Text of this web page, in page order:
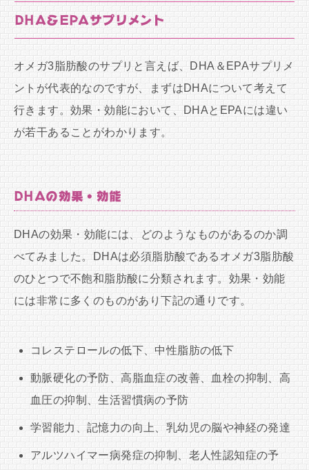
DHA＆EPAサプリメント
オメガ3脂肪酸のサプリと言えば、DHA＆EPAサプリメ
ントが代表的なのですが、まずはDHAについて考えて
行きます。効果・効能において、DHAとEPAには違い
が若干あることがわかります。
DHAの効果・効能
DHAの効果・効能には、どのようなものがあるのか調
べてみました。DHAは必須脂肪酸であるオメガ3脂肪酸
のひとつで不飽和脂肪酸に分類されます。効果・効能
には非常に多くのものがあり下記の通りです。
コレステロールの低下、中性脂肪の低下
動脈硬化の予防、高脂血症の改善、血栓の抑制、高
血圧の抑制、生活習慣病の予防
学習能力、記憶力の向上、乳幼児の脳や神経の発達
アルツハイマー病発症の抑制、老人性認知症の予